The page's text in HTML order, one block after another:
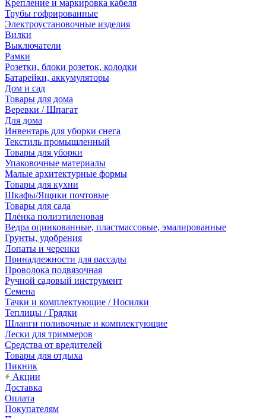
Крепление и маркировка кабеля
Трубы гофрированные
Электроустановочные изделия
Вилки
Выключатели
Рамки
Розетки, блоки розеток, колодки
Батарейки, аккумуляторы
Дом и сад
Товары для дома
Веревки / Шпагат
Для дома
Инвентарь для уборки снега
Текстиль промышленный
Товары для уборки
Упаковочные материалы
Малые архитектурные формы
Товары для кухни
Шкафы/Ящики почтовые
Товары для сада
Плёнка полиэтиленовая
Ведра оцинкованные, пластмассовые, эмалированные
Грунты, удобрения
Лопаты и черенки
Принадлежности для рассады
Проволока подвязочная
Ручной садовый инструмент
Семена
Тачки и комплектующие / Носилки
Теплицы / Грядки
Шланги поливочные и комплектующие
Лески для триммеров
Средства от вредителей
Товары для отдыха
Пикник
Акции
Доставка
Оплата
Покупателям